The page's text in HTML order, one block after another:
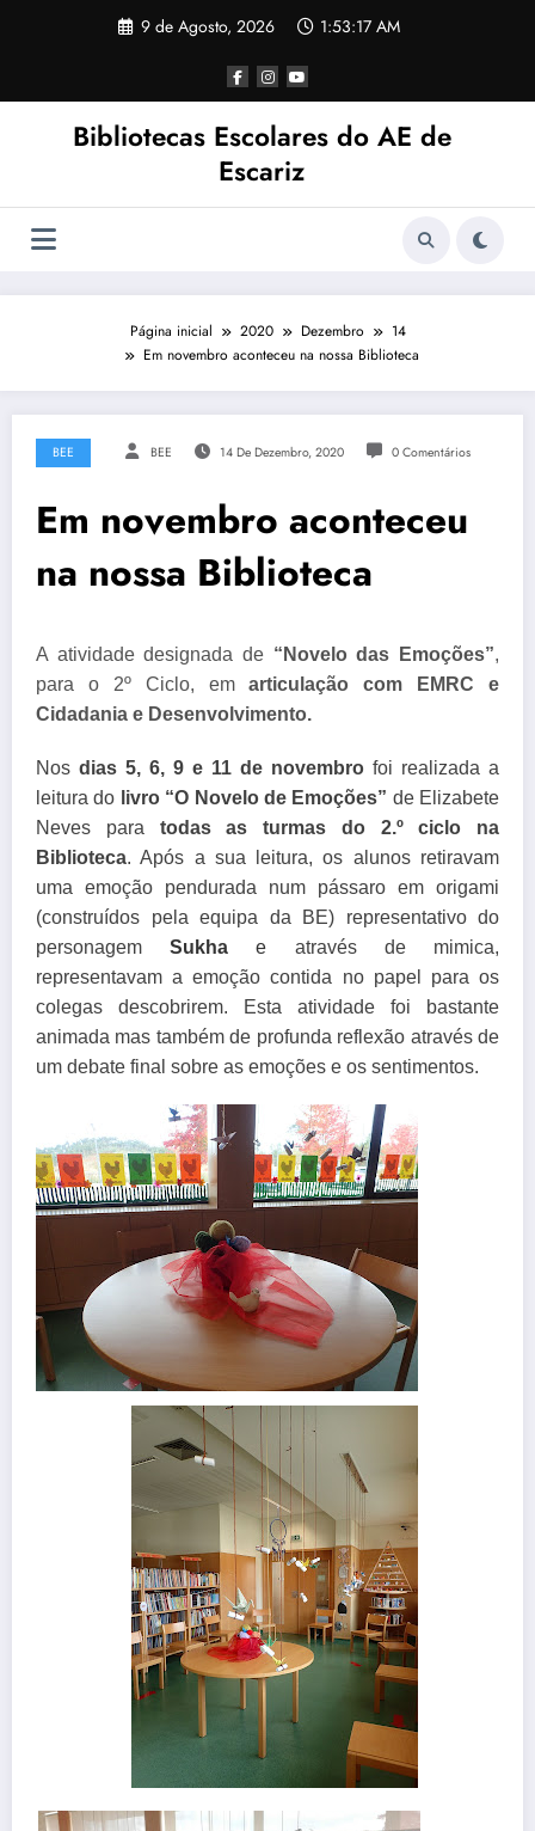
9 de Agosto, 2026 1:53:18 AM
Bibliotecas Escolares do AE de
Escariz
Página inicial 2020 Dezembro
14
Em novembro aconteceu na nossa Biblioteca
BEE BEE 14 De Dezembro, 2020 0 Comentários
Em novembro aconteceu
na nossa Biblioteca
A atividade designada de “Novelo das Emoções”,
para o 2º Ciclo, emarticulação com EMRC e
Cidadania e Desenvolvimento.
Nos dias 5, 6, 9 e 11 de novembro foi realizada a
leitura do livro “O Novelo de Emoções” de Elizabete
Neves para todas
as turmas do 2.º ciclo na
Biblioteca. Após a sua leitura, os alunos retiravam
uma emoção pendurada num pássaro em origami
(construídos pela equipa da BE) representativo do
personagemSukhae através de mimica,
representavam a emoção contida no papel para os
colegas descobrirem. Esta atividade foi bastante
animada mas também de profunda reflexão através de
um debate final sobre as emoções e os sentimentos.